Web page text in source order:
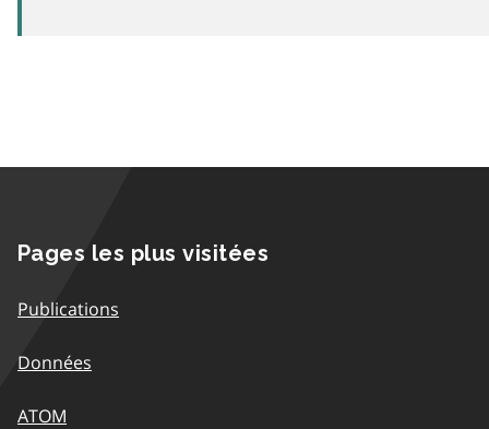
Pages les plus visitées
Publications
Données
ATOM